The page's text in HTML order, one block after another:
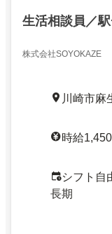
生活相談員／
株式会社SOYOKAZE
川崎市麻
時給
シフト自
長期